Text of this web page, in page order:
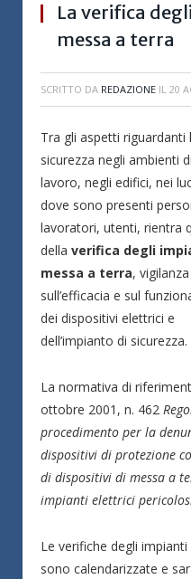
La verifica
messa a terra
SCRITTO DA REDAZIONE IL 20
Tra gli aspetti riguardanti
sicurezza negli ambienti di
lavoro, negli edifici, nei
dove sono presenti
lavoratori, utenti, rientra
della verifica degli
messa a terra, vigilanza
sull’efficacia e sul
dei dispositivi elettrici e
dell’impianto di sicurezza.
La normativa di
ottobre 2001, n. 462
procedimento per la
dispositivi di protezione
di dispositivi di messa a
impianti elettrici
Le verifiche degli
sono calendarizzate e